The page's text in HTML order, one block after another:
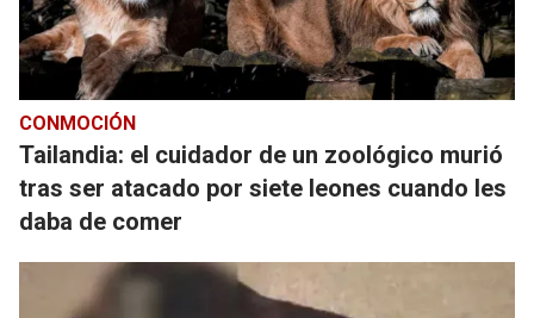
CONMOCIÓN
Tailandia: el cuidador de un zoológico murió
tras ser atacado por siete leones cuando les
daba de comer